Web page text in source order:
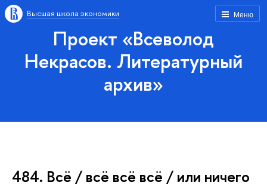
Меню
Высшая школа экономики
Проект «Всеволод
Некрасов. Литературный
архив»
484. Всё / всё всё всё / или ничего